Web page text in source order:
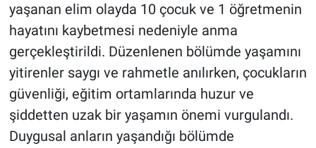
yaşanan elim olayda 10 çocuk ve 1 öğretmenin
hayatını kaybetmesi nedeniyle anma
gerçekleştirildi. Düzenlenen bölümde yaşamını
yitirenler saygı ve rahmetle anılırken, çocukların
güvenliği, eğitim ortamlarında huzur ve
şiddetten uzak bir yaşamın önemi vurgulandı.
Duygusal anların yaşandığı bölümde